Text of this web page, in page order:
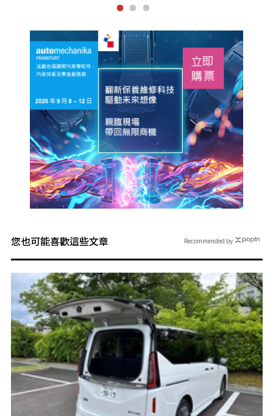
您也可能喜歡這些文章 Recommended by